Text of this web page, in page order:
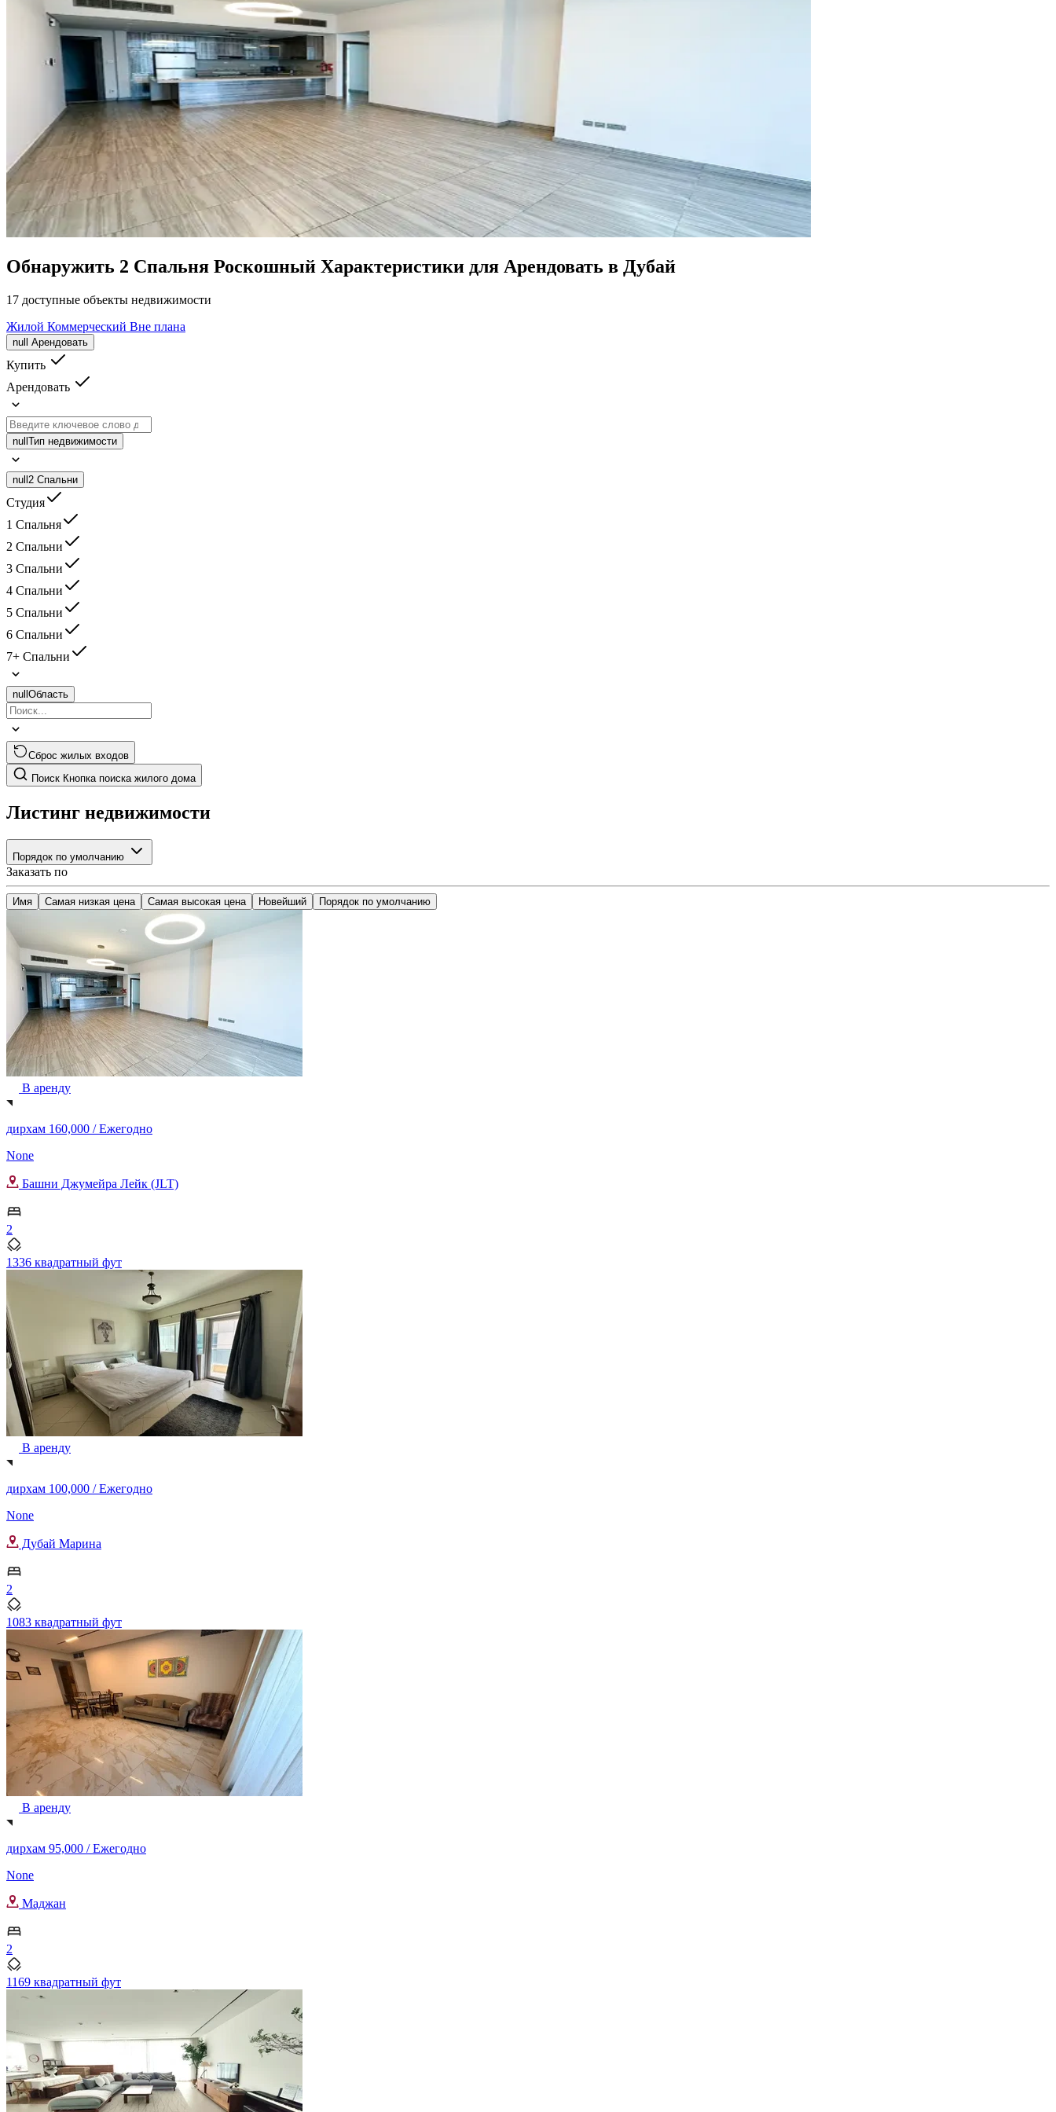
Обнаружить 2 Спальня Роскошный Характеристики для Арендовать в Дубай
17 доступные объекты недвижимости
Жилой Коммерческий Вне плана
null Арендовать
Купить
Арендовать
null Тип недвижимости
null 2 Спальни
Студия
1 Спальня
2 Спальни
3 Спальни
4 Спальни
5 Спальни
6 Спальни
7+ Спальни
null Область
Сброс жилых входов
Поиск Кнопка поиска жилого дома
Листинг недвижимости
Порядок по умолчанию
Заказать по
Имя Самая низкая цена Самая высокая цена Новейший Порядок по умолчанию
В аренду
дирхам 160,000 /Ежегодно
None
Башни Джумейра Лейк (JLT)
2
1336 квадратный фут
В аренду
дирхам 100,000 /Ежегодно
None
Дубай Марина
2
1083 квадратный фут
В аренду
дирхам 95,000 /Ежегодно
None
Маджан
2
1169 квадратный фут